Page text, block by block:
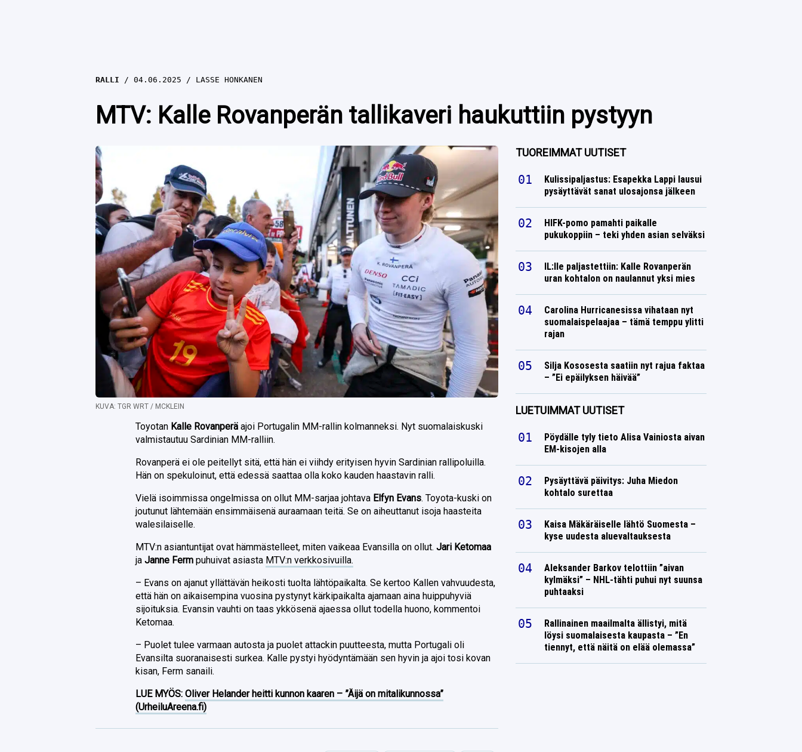
RALLI 04.06.2025 LASSE HONKANEN
MTV: Kalle Rovanperän tallikaveri haukuttiin pystyyn
KUVA: TGR WRT / MCKLEIN
Toyotan Kalle Rovanperä ajoi Portugalin MM-rallin kolmanneksi. Nyt suomalaiskuski
valmistautuu Sardinian MM-ralliin.
Rovanperä ei ole peitellyt sitä, että hän ei viihdy erityisen hyvin Sardinian rallipoluilla.
Hän on spekuloinut, että edessä saattaa olla koko kauden haastavin ralli.
Vielä isoimmissa ongelmissa on ollut MM-sarjaa johtava Elfyn Evans. Toyota-kuski on
joutunut lähtemään ensimmäisenä auraamaan teitä. Se on aiheuttanut isoja haasteita
walesilaiselle.
MTV:n asiantuntijat ovat hämmästelleet, miten vaikeaa Evansilla on ollut.Jari Ketomaa
jaJanne Ferm puhuivat asiasta MTV:n verkkosivuilla.
– Evans on ajanut yllättävän heikosti tuolta lähtöpaikalta. Se kertoo Kallen vahvuudesta,
että hän on aikaisempina vuosina pystynyt kärkipaikalta ajamaan aina huippuhyviä
sijoituksia. Evansin vauhti on taas ykkösenä ajaessa ollut todella huono, kommentoi
Ketomaa.
– Puolet tulee varmaan autosta ja puolet attackin puutteesta, mutta Portugali oli
Evansilta suoranaisesti surkea. Kalle pystyi hyödyntämään sen hyvin ja ajoi tosi kovan
kisan, Ferm sanaili.
LUE MYÖS:Oliver Helander heitti kunnon kaaren – ”Äijä on mitalikunnossa”
(UrheiluAreena.fi)
TUOREIMMAT UUTISET
Kulissipaljastus: Esapekka Lappi lausui
pysäyttävät sanat ulosajonsa jälkeen
HIFK-pomo pamahti paikalle
pukukoppiin – teki yhden asian selväksi
IL:lle paljastettiin: Kalle Rovanperän
uran kohtalon on naulannut yksi mies
Carolina Hurricanesissa vihataan nyt
suomalaispelaajaa – tämä temppu ylitti
rajan
Silja Kososesta saatiin nyt rajua faktaa
– ”Ei epäilyksen häivää”
LUETUIMMAT UUTISET
Pöydälle tyly tieto Alisa Vainiosta aivan
EM-kisojen alla
Pysäyttävä päivitys: Juha Miedon
kohtalo surettaa
Kaisa Mäkäräiselle lähtö Suomesta –
kyse uudesta aluevaltauksesta
Aleksander Barkov telottiin ”aivan
kylmäksi” – NHL-tähti puhui nyt suunsa
puhtaaksi
Rallinainen maailmalta ällistyi, mitä
löysi suomalaisesta kaupasta – ”En
tiennyt, että näitä on elää olemassa”